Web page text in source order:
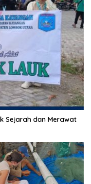
Sejarah dan Merawat